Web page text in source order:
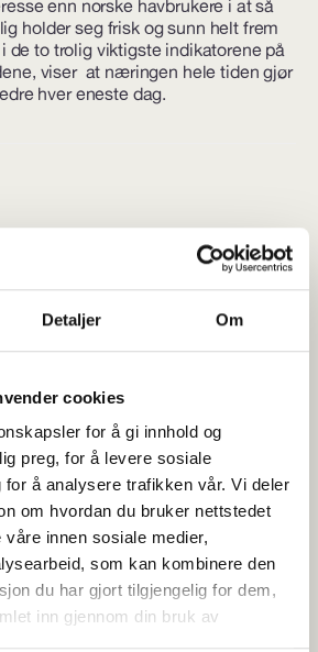
Detaljer Om
cookies
for å gi innhold og
preg, for å levere sosiale
for å analysere trafikken vår. Vi deler
om hvordan du bruker nettstedet
innen sosiale medier,
som kan kombinere den
du har gjort tilgjengelig for dem,
inn gjennom din bruk av
enn norske havbrukere i at så
holder seg frisk og sunn helt frem
de to trolig viktigste indikatorene på
viser at næringen hele tiden gjør
hver eneste dag.
– nye satser